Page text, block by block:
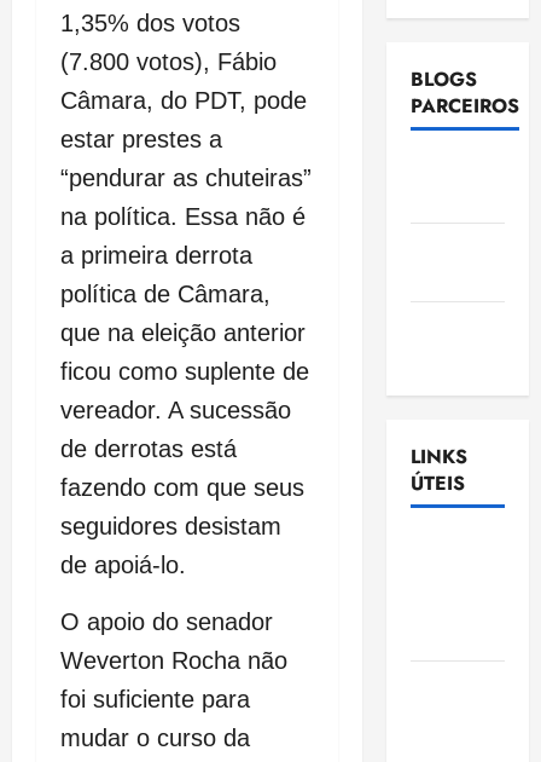
1,35% dos votos
(7.800 votos), Fábio
Câmara, do PDT, pode
estar prestes a
“pendurar as chuteiras”
na política. Essa não é
a primeira derrota
política de Câmara,
que na eleição anterior
ficou como suplente de
vereador. A sucessão
de derrotas está
fazendo com que seus
seguidores desistam
de apoiá-lo.
O apoio do senador
Weverton Rocha não
foi suficiente para
mudar o curso da
BLOGS
PARCEIROS
LINKS
ÚTEIS